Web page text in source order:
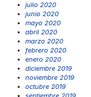
julio 2020
junio 2020
mayo 2020
abril 2020
marzo 2020
febrero 2020
enero 2020
diciembre 2019
noviembre 2019
octubre 2019
septiembre 2019